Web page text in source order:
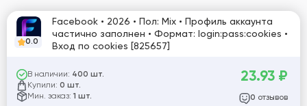
0.0
Facebook • 2026 • Пол: Mix • Профиль аккаунта
частично заполнен • Формат: login:pass:cookies •
Вход по cookies [825657]
В наличии: 400 шт.
Купили: 0 шт.
Мин. заказ: 1 шт.
23.93 ₽
0 отзывов